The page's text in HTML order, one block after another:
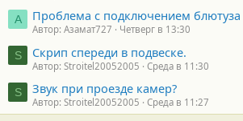
А Проблема с подключением блютуза
Автор: Азамат727 Четверг в 13:30
S Скрип спереди в подвеске.
Автор: Stroitel20052005 Среда в 11:30
S Звук при проезде камер?
Автор: Stroitel20052005 Среда в 11:27